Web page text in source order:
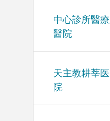
中心診所醫
醫院
天主教耕莘
院